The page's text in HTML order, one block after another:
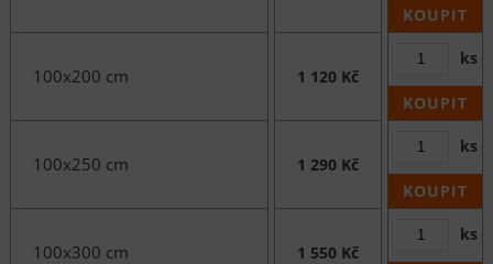
KOUPIT
100x200 cm 1 120 Kč
ks
KOUPIT
100x250 cm 1 290 Kč
ks
KOUPIT
100x300 cm 1 550 Kč
ks